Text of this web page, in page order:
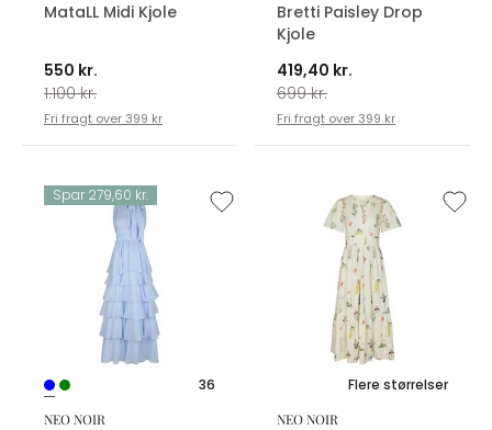
MataLL Midi Kjole
550 kr.
1.100 kr.
Fri fragt over 399 kr
Bretti Paisley Drop
Kjole
419,40 kr.
699 kr.
Fri fragt over 399 kr
Spar 279,60 kr.
36
NEO NOIR
Flere størrelser
NEO NOIR